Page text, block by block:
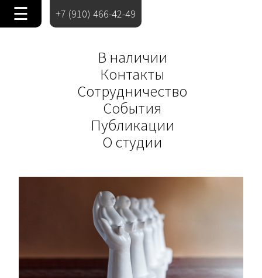
☰ +7 (910) 466-42-49
В наличии
Контакты
Сотрудничество
События
Публикации
О студии